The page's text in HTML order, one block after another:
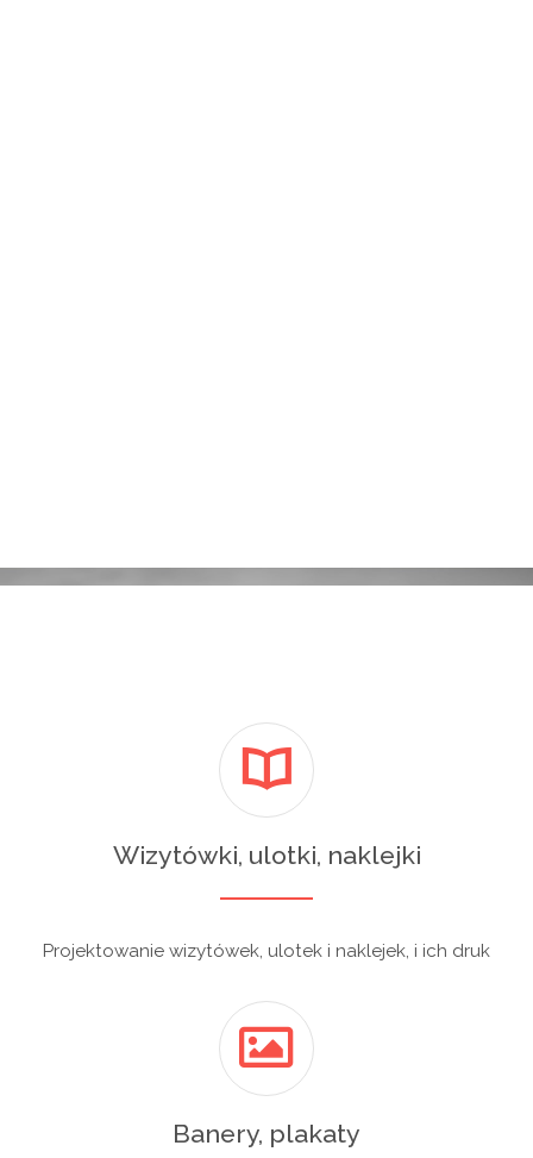
Wizytówki, ulotki, naklejki
Projektowanie wizytówek, ulotek i naklejek, i ich druk
Banery, plakaty